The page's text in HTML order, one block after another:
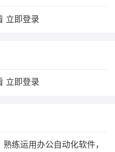
立即登录
立即登录
练运用办公自动化软件，